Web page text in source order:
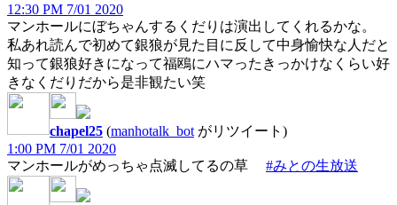
12:30 PM 7/01 2020
マンホールにぼちゃんするくだりは演出してくれるかな。
私あれ読んで初めて銀狼が見た目に反して中身愉快な人だと
知って銀狼好きになって福鴎にハマったきっかけなくらい好
きなくだりだから是非観たい笑
chapel25 (manhotalk_bot がリツイート)
1:00 PM 7/01 2020
マンホールがめっちゃ点滅してるの草 #みとの生放送